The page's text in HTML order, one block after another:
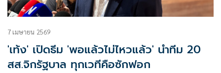
7 เมษายน 2569
'เท้ง' เปิดธีม 'พอแล้วไม่ไหวแล้ว' นำทีม 20
สส.จิกรัฐบาล ทุกเวทีคือซักฟอก